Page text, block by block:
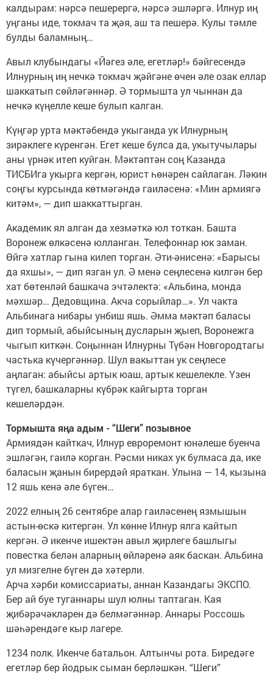
калдырам: нәрсә пешерергә, нәрсә эшләргә. Илнур иң
уңганы иде, токмач та җәя, аш та пешерә. Кулы тәмле
булды баламның…
Авыл клубындагы «Йәгез әле, егетләр!» бәйгесендә
Илнурның иң нечкә токмач җәйгәне өчен әле озак еллар
шаккатып сөйләгәннәр. Ә тормышта ул чыннан да
нечкә күңелле кеше булып калган.
Күңгәр урта мәктәбендә укыганда ук Илнурның
зирәклеге күренгән. Егет кеше булса да, укытучылары
аны үрнәк итеп куйган. Мәктәптән соң Казанда
ТИСБИга укырга кергән, юрист һөнәрен сайлаган. Ләкин
соңгы курсында көтмәгәндә гаиләсенә: «Мин армиягә
китәм», — дип шаккаттырган.
Академик ял алган да хезмәткә юл тоткан. Башта
Воронеж өлкәсенә юлланган. Телефоннар юк заман.
Өйгә хатлар гына килеп торган. Әти-әнисенә: «Барысы
да яхшы», — дип язган ул. Ә менә сеңлесенә килгән бер
хат бөтенләй башкача эчтәлектә: «Альбина, монда
мәхшәр… Дедовщина. Акча сорыйлар…». Ул чакта
Альбинага нибары унбиш яшь. Әмма мәктәп баласы
дип тормый, абыйсының дусларын җыеп, Воронежга
чыгып киткән. Соңыннан Илнурны Түбән Новгородтагы
частька күчергәннәр. Шул вакыттан ук сеңлесе
аңлаган: абыйсы артык юаш, артык кешелекле. Үзен
түгел, башкаларны күбрәк кайгырта торган
кешеләрдән.
Тормышта яңа адым - “Шеги” позывное
Армиядән кайткач, Илнур евроремонт юнәлеше буенча
эшләгән, гаилә корган. Рәсми никах ук булмаса да, ике
баласын җанын бирердәй яраткан. Улына — 14, кызына
12 яшь кенә әле бүген…
2022 елның 26 сентябре алар гаиләсенең язмышын
астын-өскә китергән. Ул көнне Илнур ялга кайтып
кергән. Ә икенче ишектән авыл җирлеге башлыгы
повестка белән аларның өйләренә аяк баскан. Альбина
ул мизгелне бүген дә хәтерли.
Арча хәрби комиссариаты, аннан Казандагы ЭКСПО.
Бер ай буе туганнары шул юлны таптаган. Кая
җибәрәчәкләрен дә белмәгәннәр. Аннары Россошь
шәһәрендәге кыр лагере.
1234 полк. Икенче батальон. Алтынчы рота. Биредәге
егетләр бер йодрык сыман берләшкән. “Шеги”